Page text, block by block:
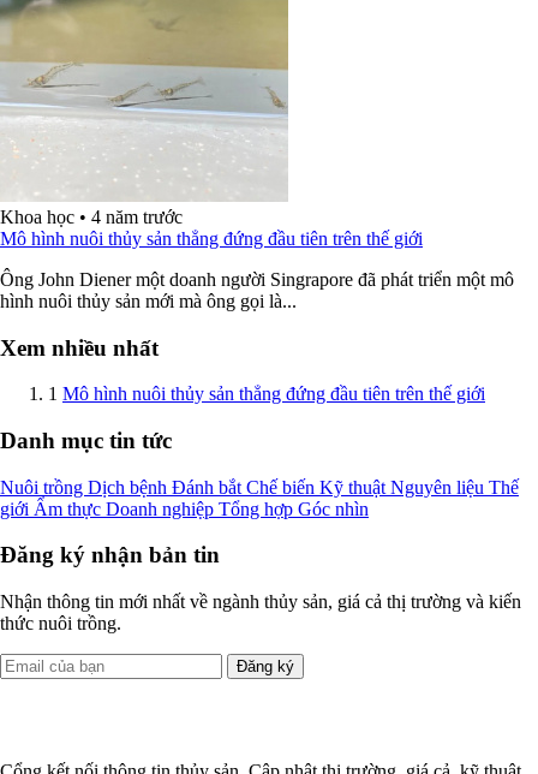
Khoa học • 4 năm trước
Mô hình nuôi thủy sản thẳng đứng đầu tiên trên thế giới
Ông John Diener một doanh người Singrapore đã phát triển một mô
hình nuôi thủy sản mới mà ông gọi là...
Xem nhiều nhất
1 Mô hình nuôi thủy sản thẳng đứng đầu tiên trên thế giới
Danh mục tin tức
Nuôi trồng Dịch bệnh Đánh bắt Chế biến Kỹ thuật Nguyên liệu Thế
giới Ẩm thực Doanh nghiệp Tổng hợp Góc nhìn
Đăng ký nhận bản tin
Nhận thông tin mới nhất về ngành thủy sản, giá cả thị trường và kiến
thức nuôi trồng.
Đăng ký